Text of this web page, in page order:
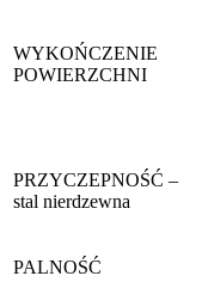
WYKOŃCZENIE
POWIERZCHNI
PRZYCZEPNOŚĆ –
stal nierdzewna
PALNOŚĆ